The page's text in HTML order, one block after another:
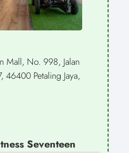
Mall, No. 998, Jalan
46400 Petaling Jaya,
Seventeen